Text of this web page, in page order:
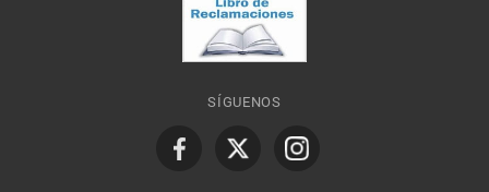
SÍGUENOS